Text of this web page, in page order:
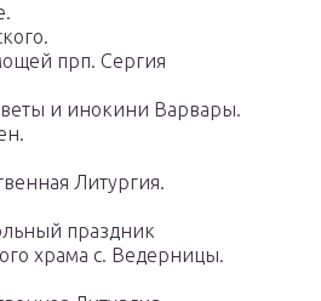
прп. Сергия
и инокини Варвары.
Литургия.
праздник
с. Ведерницы.